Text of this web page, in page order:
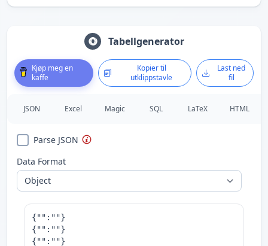
Tabellgenerator
Kjøp meg en
kaffe
Kopier til
utklippstavle
Last ned
fil
JSON Excel Magic SQL LaTeX HTML
Parse JSON
Data Format